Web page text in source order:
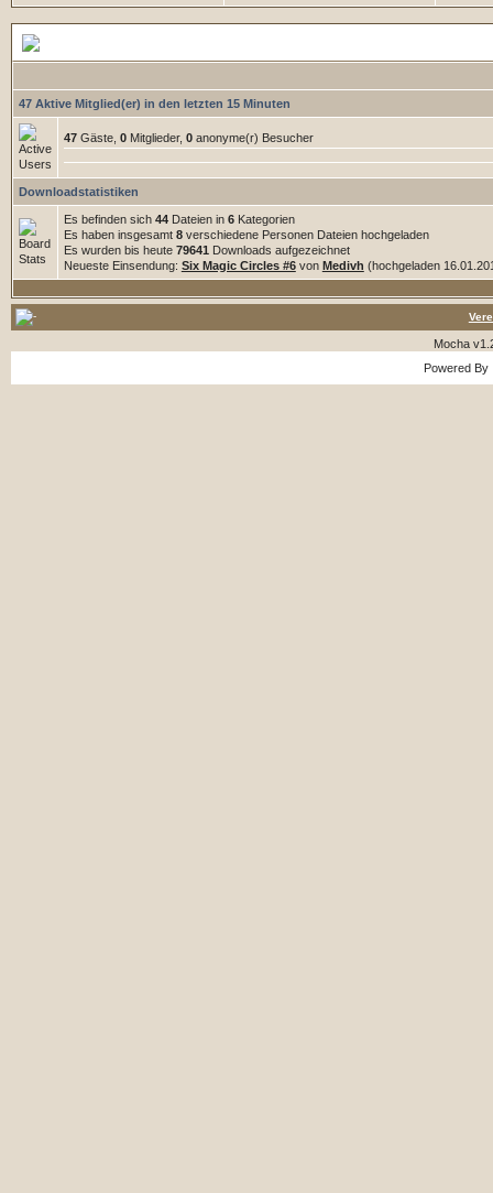
47 Aktive Mitglied(er) in den letzten 15 Minuten
47Gäste, 0Mitglieder, 0anonyme(r) Besucher
Downloadstatistiken
Es befinden sich 44Dateien in 6Kategorien
Es haben insgesamt 8verschiedene Personen Dateien hochgeladen
Es wurden bis heute 79641 Downloads aufgezeichnet
Neueste Einsendung: Six Magic Circles #6von Medivh (hochgeladen
Mocha
Powered By